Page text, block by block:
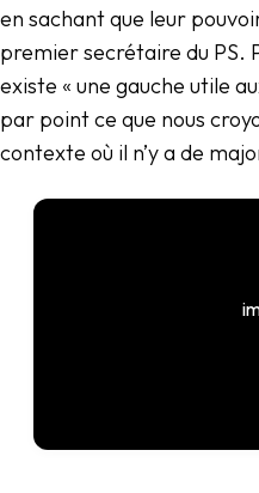
en sachant que leur
premier secrétaire du PS.
existe « une gauche utile
par point ce que nous
contexte où il n’y a de